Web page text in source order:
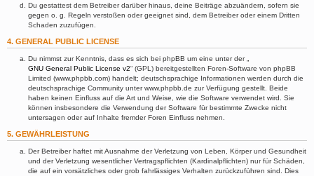
Du gestattest dem Betreiber darüber hinaus, deine Beiträge abzuändern, sofern sie
gegen o. g. Regeln verstoßen oder geeignet sind, dem Betreiber oder einem Dritten
Schaden zuzufügen.
4. GENERAL PUBLIC LICENSE
Du nimmst zur Kenntnis, dass es sich bei phpBB um eine unter der „
GNU General Public License v2“ (GPL) bereitgestellten Foren-Software von phpBB
Limited (www.phpbb.com) handelt; deutschsprachige Informationen werden durch die
deutschsprachige Community unter www.phpbb.de zur Verfügung gestellt. Beide
haben keinen Einfluss auf die Art und Weise, wie die Software verwendet wird. Sie
können insbesondere die Verwendung der Software für bestimmte Zwecke nicht
untersagen oder auf Inhalte fremder Foren Einfluss nehmen.
5. GEWÄHRLEISTUNG
Der Betreiber haftet mit Ausnahme der Verletzung von Leben, Körper und Gesundheit
und der Verletzung wesentlicher Vertragspflichten (Kardinalpflichten) nur für Schäden,
die auf ein vorsätzliches oder grob fahrlässiges Verhalten zurückzuführen sind. Dies